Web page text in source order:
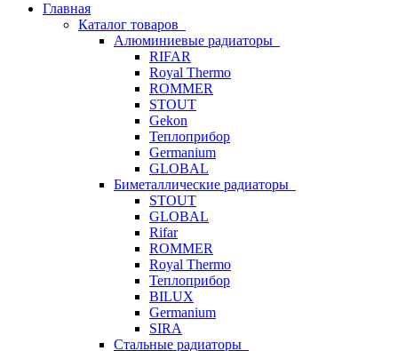
Главная
Каталог товаров
Алюминиевые радиаторы
RIFAR
Royal Thermo
ROMMER
STOUT
Gekon
Теплоприбор
Germanium
GLOBAL
Биметаллические радиаторы
STOUT
GLOBAL
Rifar
ROMMER
Royal Thermo
Теплоприбор
BILUX
Germanium
SIRA
Стальные радиаторы